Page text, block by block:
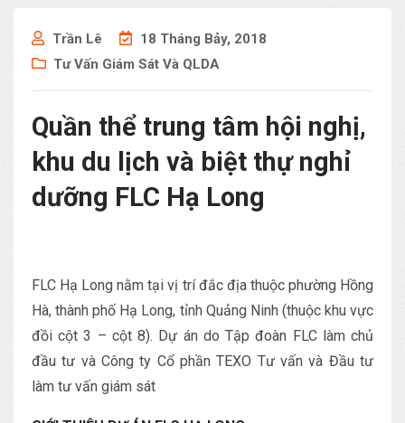
Trần Lê
18 Tháng Bảy, 2018
Tư Vấn Giám Sát Và QLDA
Quần thể trung tâm hội nghị,
khu du lịch và biệt thự nghỉ
dưỡng FLC Hạ Long
FLC Hạ Long nằm tại vị trí đắc địa thuộc phường Hồng
Hà, thành phố Hạ Long, tỉnh Quảng Ninh (thuộc khu vực
đồi cột 3 – cột 8). Dự án do Tập đoàn FLC làm chủ
đầu tư và Công ty Cổ phần TEXO Tư vấn và Đầu tư
làm tư vấn giám sát